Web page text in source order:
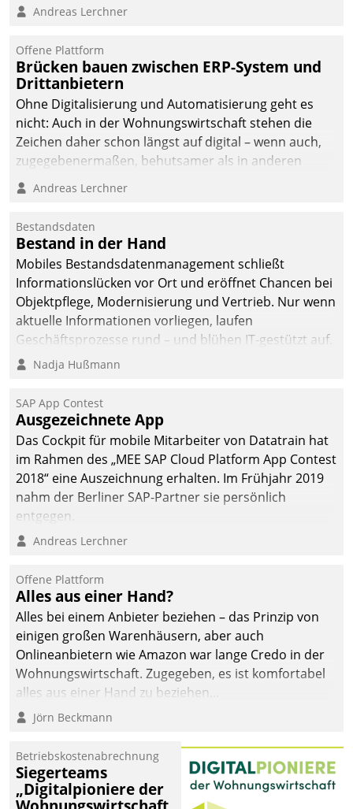
Mitarbeiter oder Dienstleister empfangen oder
Andreas Lerchner
Offene Plattform
Brücken bauen zwischen ERP-System und
Drittanbietern
Ohne Digitalisierung und Automatisierung geht es
nicht: Auch in der Wohnungswirtschaft stehen die
Zeichen daher schon längst auf digital – wenn auch,
zugegebenermaßen, behutsamer als in anderen
Branchen.
Andreas Lerchner
Bestandsdaten
Bestand in der Hand
Mobiles Bestandsdatenmanagement schließt
Informationslücken vor Ort und eröffnet Chancen bei
Objektpflege, Modernisierung und Vertrieb. Nur wenn
aktuelle Informationen vorliegen, laufen
Geschäftsprozesse rund – und blühen IT-gestützt auf.
Nadja Hußmann
SAP App Contest
Ausgezeichnete App
Das Cockpit für mobile Mitarbeiter von Datatrain hat
im Rahmen des „MEE SAP Cloud Platform App Contest
2018“ eine Auszeichnung erhalten. Im Frühjahr 2019
nahm der Berliner SAP-Partner sie persönlich
entgegen.
Andreas Lerchner
Offene Plattform
Alles aus einer Hand?
Alles bei einem Anbieter beziehen – das Prinzip von
einigen großen Warenhäusern, aber auch
Onlineanbietern wie Amazon war lange Credo in der
Wohnungswirtschaft. Zugegeben, es ist komfortabel
alles aus einer Hand zu beziehen...
Jörn Beckmann
Betriebskostenabrechnung
Siegerteams
„Digitalpioniere der